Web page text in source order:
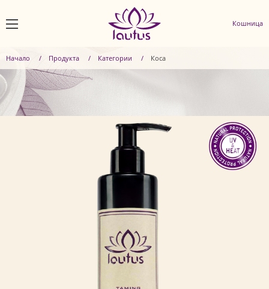
Кошница
Начало Продуктa Категории Коса